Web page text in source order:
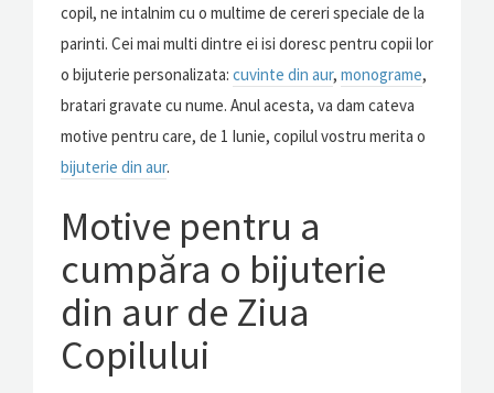
copil, ne intalnim cu o multime de cereri speciale de la
parinti. Cei mai multi dintre ei isi doresc pentru copii lor
o bijuterie personalizata: cuvinte din aur, monograme,
bratari gravate cu nume. Anul acesta, va dam cateva
motive pentru care, de 1 Iunie, copilul vostru merita o
bijuterie din aur.
Motive pentru a
cumpăra o bijuterie
din aur de Ziua
Copilului